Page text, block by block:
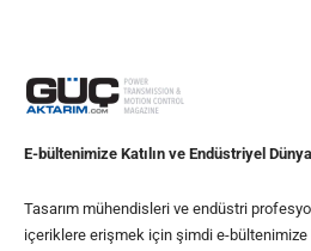
E-bültenimize Katılın ve Endüstriyel
Tasarım mühendisleri ve endüstri
içeriklere erişmek için şimdi e-bültenimize